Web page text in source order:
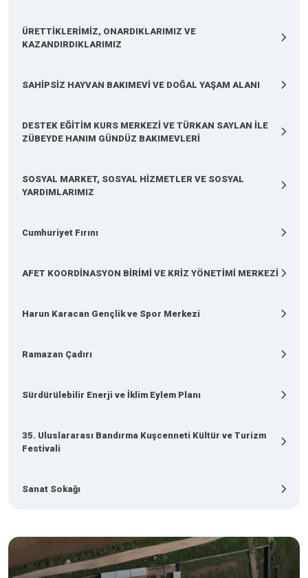
ÜRETTİKLERİMİZ, ONARDIKLARIMIZ VE
KAZANDIRDIKLARIMIZ
SAHİPSİZ HAYVAN BAKIMEVİ VE DOĞAL YAŞAM ALANI
DESTEK EĞİTİM KURS MERKEZİ VE TÜRKAN SAYLAN İLE
ZÜBEYDE HANIM GÜNDÜZ BAKIMEVLERİ
SOSYAL MARKET, SOSYAL HİZMETLER VE SOSYAL
YARDIMLARIMIZ
Cumhuriyet Fırını
AFET KOORDİNASYON BİRİMİ VE KRİZ YÖNETİMİ MERKEZİ
Harun Karacan Gençlik ve Spor Merkezi
Ramazan Çadırı
Sürdürülebilir Enerji ve İklim Eylem Planı
35. Uluslararası Bandırma Kuşcenneti Kültür ve Turizm
Festivali
Sanat Sokağı